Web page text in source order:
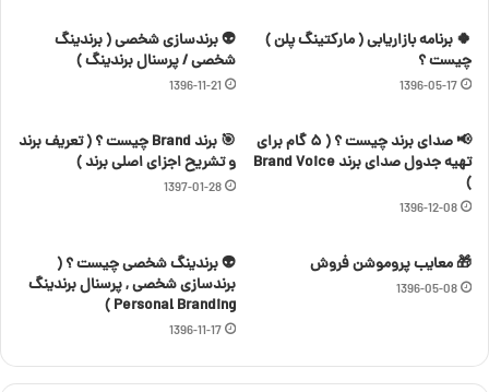
🍀 برنامه بازاریابی ( مارکتینگ پلن )
چیست ؟
1396-05-17
👽 برندسازی شخصی ( برندینگ
شخصی / پرسنال برندینگ )
1396-11-21
📢 صدای برند چیست ؟ ( ۵ گام برای
تهیه جدول صدای برند Brand Voice
)
1396-12-08
🎯 برند Brand چیست ؟ ( تعریف برند
و تشریح اجزای اصلی برند )
1397-01-28
🎁 معایب پروموشن فروش
1396-05-08
👽 برندینگ شخصی چیست ؟ (
برندسازی شخصی , پرسنال برندینگ
Personal Branding )
1396-11-17